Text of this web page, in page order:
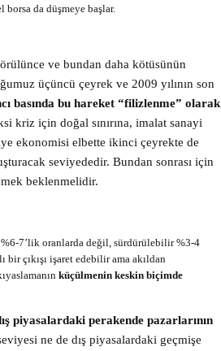
da düşmeye başlar.
ve bundan daha kötüsünün
üçüncü çeyrek ve 2009 yılının son
basında bu hareket “filizlenme” olarak
kriz için doğal sınırına, imalat sanayi
ekonomisi elbette ikinci çeyrekte de
seviyededir. Bundan sonrası için
beklenmelidir.
7’lik oranlarda değil, sürdürülebilir %3-4
çıkışı işaret edebilir ama akıldan
küçülmenin keskin biçimde
piyasalardaki perakende pazarlarının
ne de dış piyasalardaki geçmişe